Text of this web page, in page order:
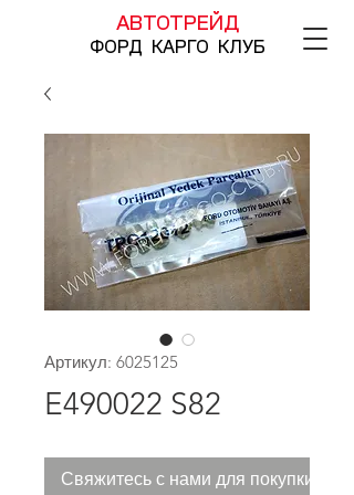
АВТОТРЕЙД
ФОРД КАРГО КЛУБ
Артикул: 6025125
E490022 S82
Свяжитесь с нами для покупки